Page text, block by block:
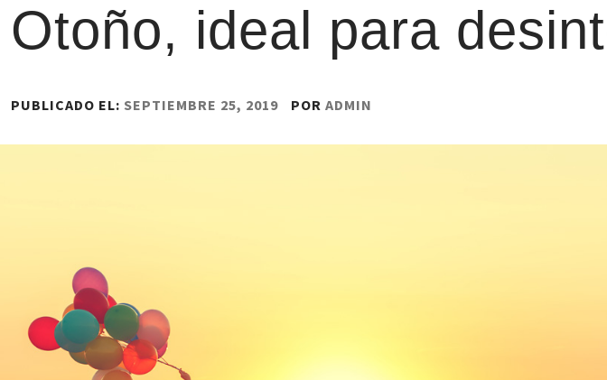
Otoño, ideal para
PUBLICADO EL: SEPTIEMBRE 25, 2019 POR ADMIN